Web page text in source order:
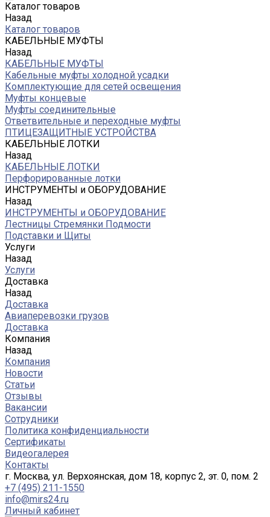
Каталог товаров
Назад
Каталог товаров
КАБЕЛЬНЫЕ МУФТЫ
Назад
КАБЕЛЬНЫЕ МУФТЫ
Кабельные муфты холодной усадки
Комплектующие для сетей освещения
Муфты концевые
Муфты соединительные
Ответвительные и переходные муфты
ПТИЦЕЗАЩИТНЫЕ УСТРОЙСТВА
КАБЕЛЬНЫЕ ЛОТКИ
Назад
КАБЕЛЬНЫЕ ЛОТКИ
Перфорированные лотки
ИНСТРУМЕНТЫ и ОБОРУДОВАНИЕ
Назад
ИНСТРУМЕНТЫ и ОБОРУДОВАНИЕ
Лестницы Стремянки Подмости
Подставки и Щиты
Услуги
Назад
Услуги
Доставка
Назад
Доставка
Авиаперевозки грузов
Доставка
Компания
Назад
Компания
Новости
Статьи
Отзывы
Вакансии
Сотрудники
Политика конфиденциальности
Сертификаты
Видеогалерея
Контакты
г. Москва, ул. Верхоянская, дом 18, корпус 2, эт. 0, пом. 2
+7 (495) 211-1550
info@mirs24.ru
Личный кабинет